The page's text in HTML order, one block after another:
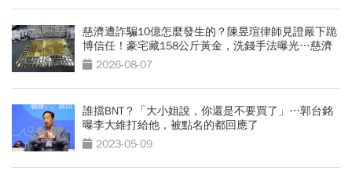
慈濟遭詐騙10億怎麼發生的？陳昱瑄律師見證嚴下跪
博信任！豪宅藏158公斤黃金，洗錢手法曝光…慈濟
回應了
2026-08-07
誰擋BNT？「大小姐說，你還是不要買了」…郭台銘
曝李大維打給他，被點名的都回應了
2023-05-09